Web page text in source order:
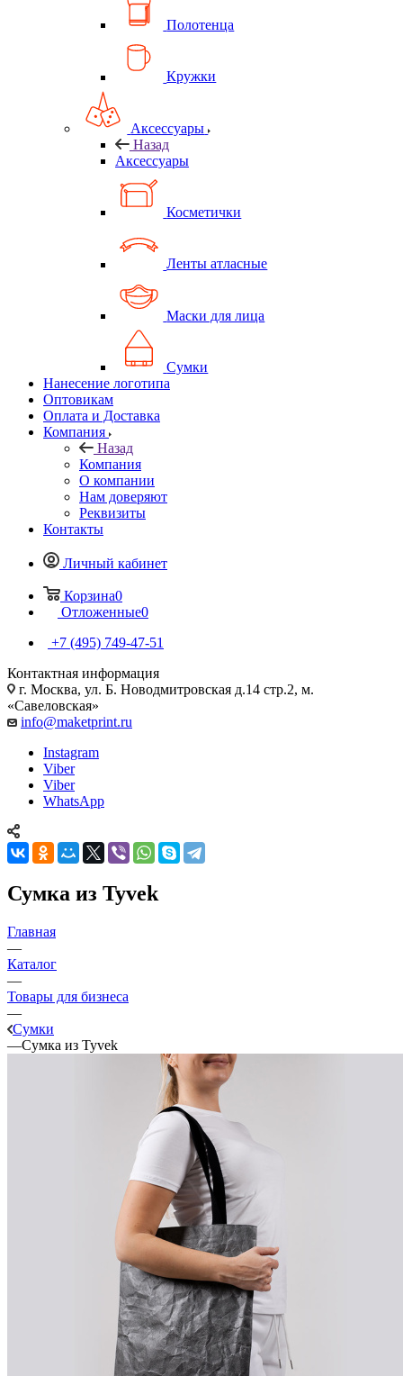
Полотенца
Кружки
Аксессуары
Назад
Аксессуары
Косметички
Ленты атласные
Маски для лица
Сумки
Нанесение логотипа
Оптовикам
Оплата и Доставка
Компания
Назад
Компания
О компании
Нам доверяют
Реквизиты
Контакты
Личный кабинет
Корзина0
Отложенные0
+7 (495) 749-47-51
Контактная информация
г. Москва, ул. Б. Новодмитровская д.14 стр.2, м.
«Савеловская»
info@maketprint.ru
Instagram
Viber
Viber
WhatsApp
Сумка из Tyvek
Главная
—
Каталог
—
Товары для бизнеса
—
Сумки
—Сумка из Tyvek